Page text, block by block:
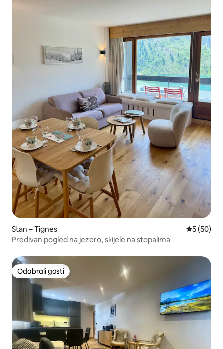
Stan – Tignes Prosječna
5 (50)
Predivan pogled na jezero, skijele na stopalima
Odabrali gosti
Odabrali gosti